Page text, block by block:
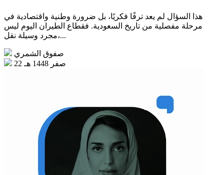
هذا السؤال لم يعد ترفًا فكريًا، بل ضرورة وطنية واقتصادية في
مرحلة مفصلية من تاريخ السعودية. فقطاع الطيران اليوم ليس
مجرد وسيلة نقل،...
صفوق الشمري
22 صفر 1448 هـ